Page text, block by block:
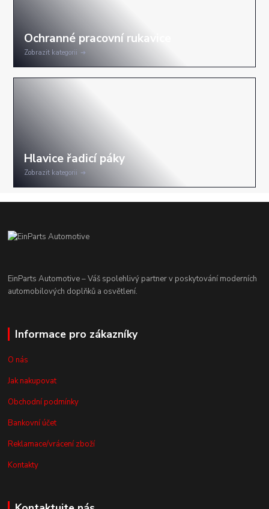
Zobrazit kategorii
Zobrazit kategorii
EinParts Automotive – Váš spolehlivý partner v poskytování moderních
automobilových doplňků a osvětlení.
Informace pro zákazníky
O nás
Jak nakupovat
Obchodní podmínky
Bankovní účet
Reklamace/vrácení zboží
Kontakty